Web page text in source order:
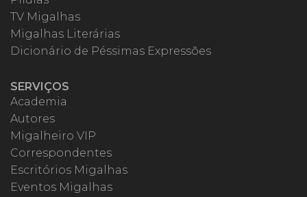
TV Migalhas
Migalhas Literárias
Dicionário de Péssimas Expressões
SERVIÇOS
Academia
Autores
Migalheiro VIP
Correspondentes
Escritórios Migalhas
Eventos Migalhas